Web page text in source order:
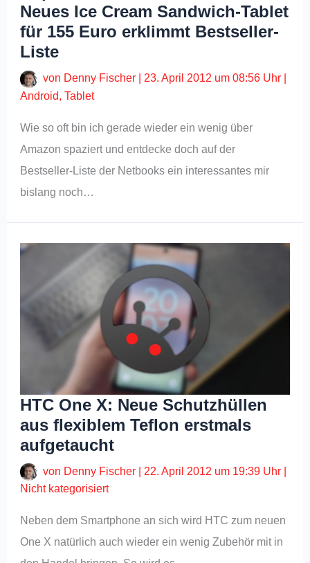
Neues Ice Cream Sandwich-Tablet
für 155 Euro erklimmt Bestseller-
Liste
von Denny Fischer |23. April 2012 um 08:56 Uhr
Android,Tablet
Wie so oft bin ich gerade wieder ein wenig über
Amazon spaziert und entdecke doch auf der
Bestseller-Liste der Netbooks ein interessantes mir
bislang noch…
HTC One X: Neue Schutzhüllen
aus flexiblem Teflon erstmals
aufgetaucht
von Denny Fischer 22. April 2012 um 19:39 Uhr
Nicht kategorisiert
Neben dem Smartphone an sich wird HTC zum neuen
One X natürlich auch wieder ein wenig Zubehör mit in